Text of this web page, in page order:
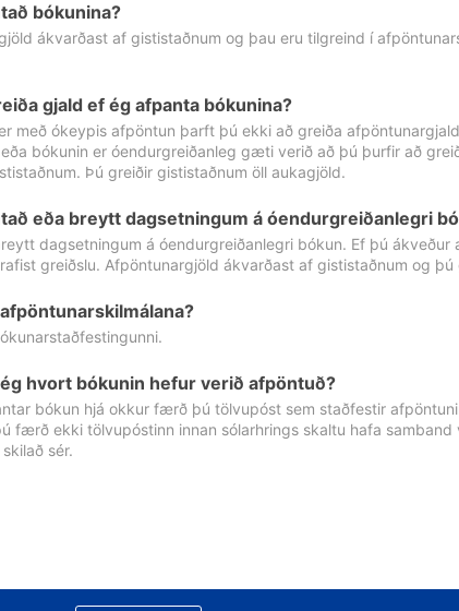
bókunina?
ákvarðast af gististaðnum og þau eru tilgreind í
gjald ef ég afpanta bókunina?
með ókeypis afpöntun þarft þú ekki að greiða
bókunin er óendurgreiðanleg gæti verið að þú þurfir að
Þú greiðir gististaðnum öll aukagjöld.
eða breytt dagsetningum á óendurgreiðanlegri
dagsetningum á óendurgreiðanlegri bókun. Ef þú
greiðslu. Afpöntunargjöld ákvarðast af gististaðnum og
hvort bókunin hefur verið afpöntuð?
bókun hjá okkur færð þú tölvupóst sem staðfestir
færð ekki tölvupóstinn innan sólarhrings skaltu hafa
sér.